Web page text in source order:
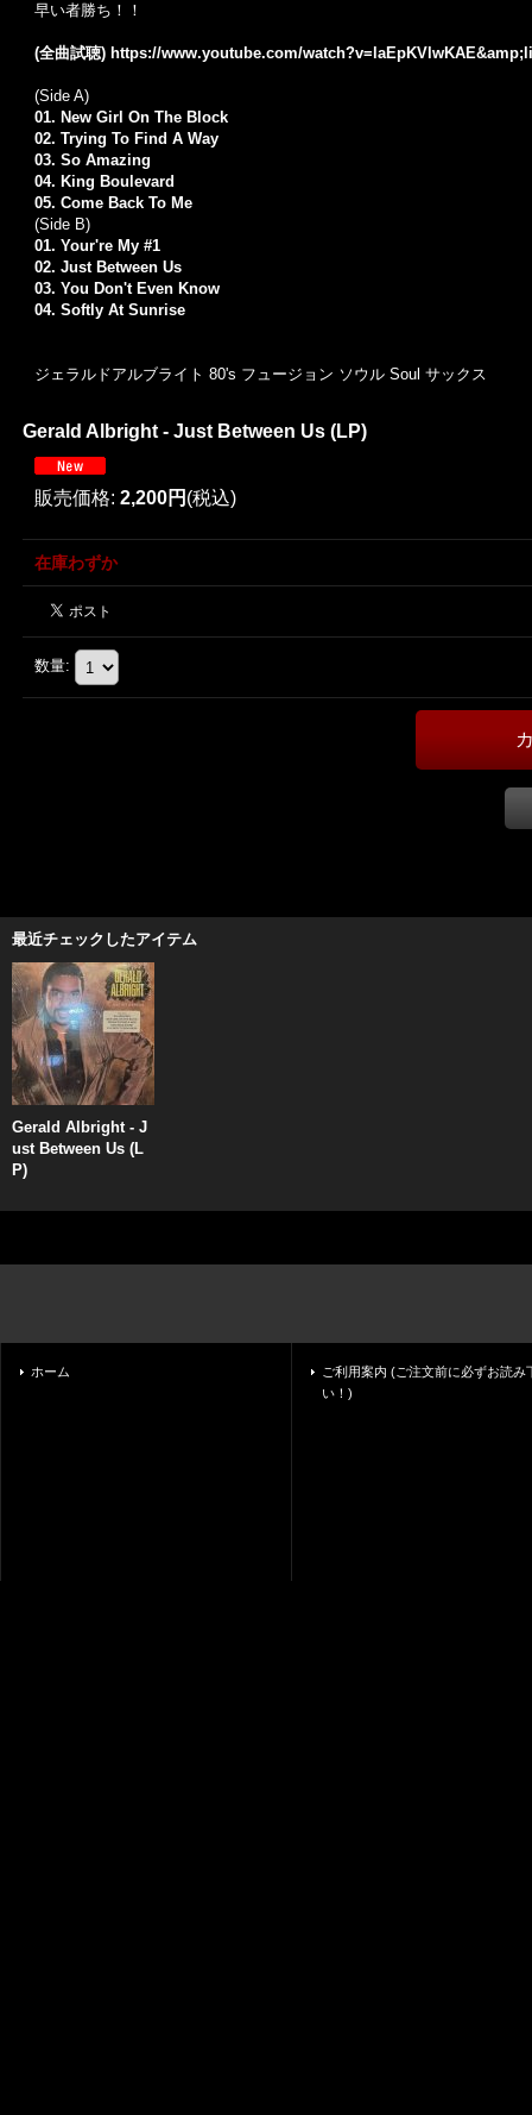
早い者勝ち！！
(全曲試聴) https://www.youtube.com/
(Side A)
01. New Girl On The Block
02. Trying To Find A Way
03. So Amazing
04. King Boulevard
05. Come Back To Me
(Side B)
01. Your're My #1
02. Just Between Us
03. You Don't Even Know
04. Softly At Sunrise
ジェラルドアルブライト 80's フュージョン ソウル Soul サックス
Gerald Albright - Just Between Us (LP)
販売価格: 2,200円 (税込)
在庫わずか
数量:
最近チェックしたアイテム
Gerald Albright - J
ust Between Us (L
P)
ホーム
ご利用案内 (ご注文前に必ずお読み
い！)